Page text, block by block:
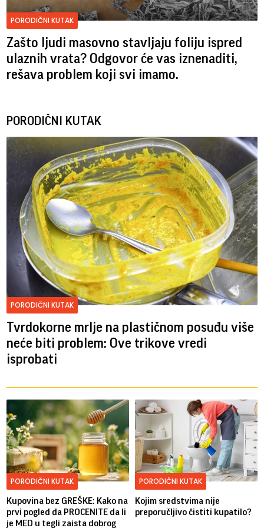
PORODIČNI KUTAK
Zašto ljudi masovno stavljaju foliju ispred
ulaznih vrata? Odgovor će vas iznenaditi,
rešava problem koji svi imamo.
PORODIČNI KUTAK
PORODIČNI KUTAK
Tvrdokorne mrlje na plastičnom posuđu više
neće biti problem: Ove trikove vredi
isprobati
PORODIČNI KUTAK
Kupovina bez GREŠKE: Kako na
prvi pogled da PROCENITE da li
je MED u tegli zaista dobrog
PORODIČNI KUTAK
Kojim sredstvima nije
preporučljivo čistiti kupatilo?